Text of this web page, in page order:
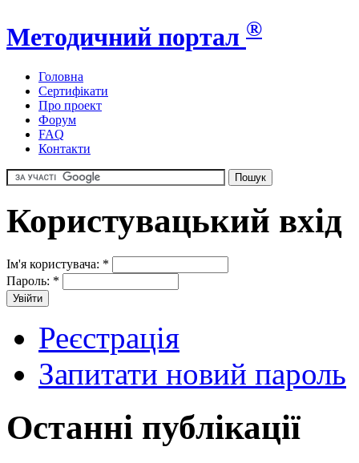
Методичний портал ®
Головна
Сертифікати
Про проект
Форум
FAQ
Контакти
Користувацький вхід
Ім'я користувача: *
Пароль: *
Реєстрація
Запитати новий пароль
Останні публікації